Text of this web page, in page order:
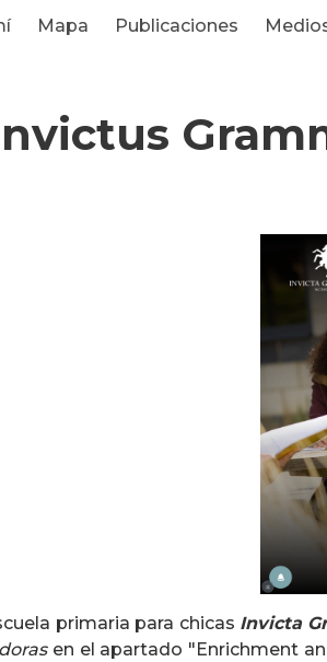
Mapa Publicaciones
primaria para chicas Invicta
en el apartado "Enrichment